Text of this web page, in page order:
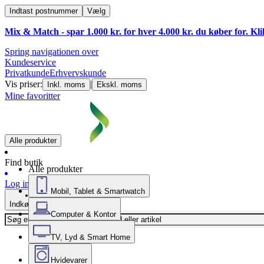
Indtast postnummer Vælg
Mix & Match - spar 1.000 kr. for hver 4.000 kr. du køber for.
Spring navigationen over
Kundeservice
PrivatkundeErhvervskunde
Vis priser:
Inkl. moms | Ekskl. moms
Mine favoritter
Alle produkter
Find butik
Log ind
Indkøbskurv
Alle produkter
Mobil, Tablet & Smartwatch
Computer & Kontor
TV, Lyd & Smart Home
Hvidevarer